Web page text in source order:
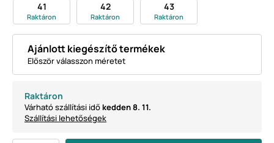
41
Raktáron
42
Raktáron
43
Raktáron
Ajánlott kiegészítő termékek
Először válasszon méretet
Raktáron
Várható szállítási időkedden 8. 11.
Szállítási lehetőségek